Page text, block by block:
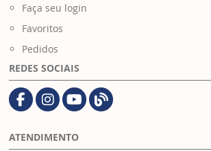
Faça seu login
Favoritos
Pedidos
REDES SOCIAIS
ATENDIMENTO